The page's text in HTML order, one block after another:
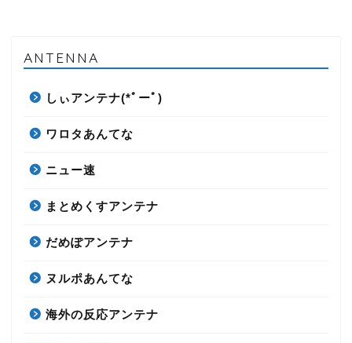
ANTENNA
しぃアンテナ(*ﾟーﾟ)
ワロタあんてな
ニュー速
まとめくすアンテナ
だめぽアンテナ
ヌルポあんてな
海外の反応アンテナ